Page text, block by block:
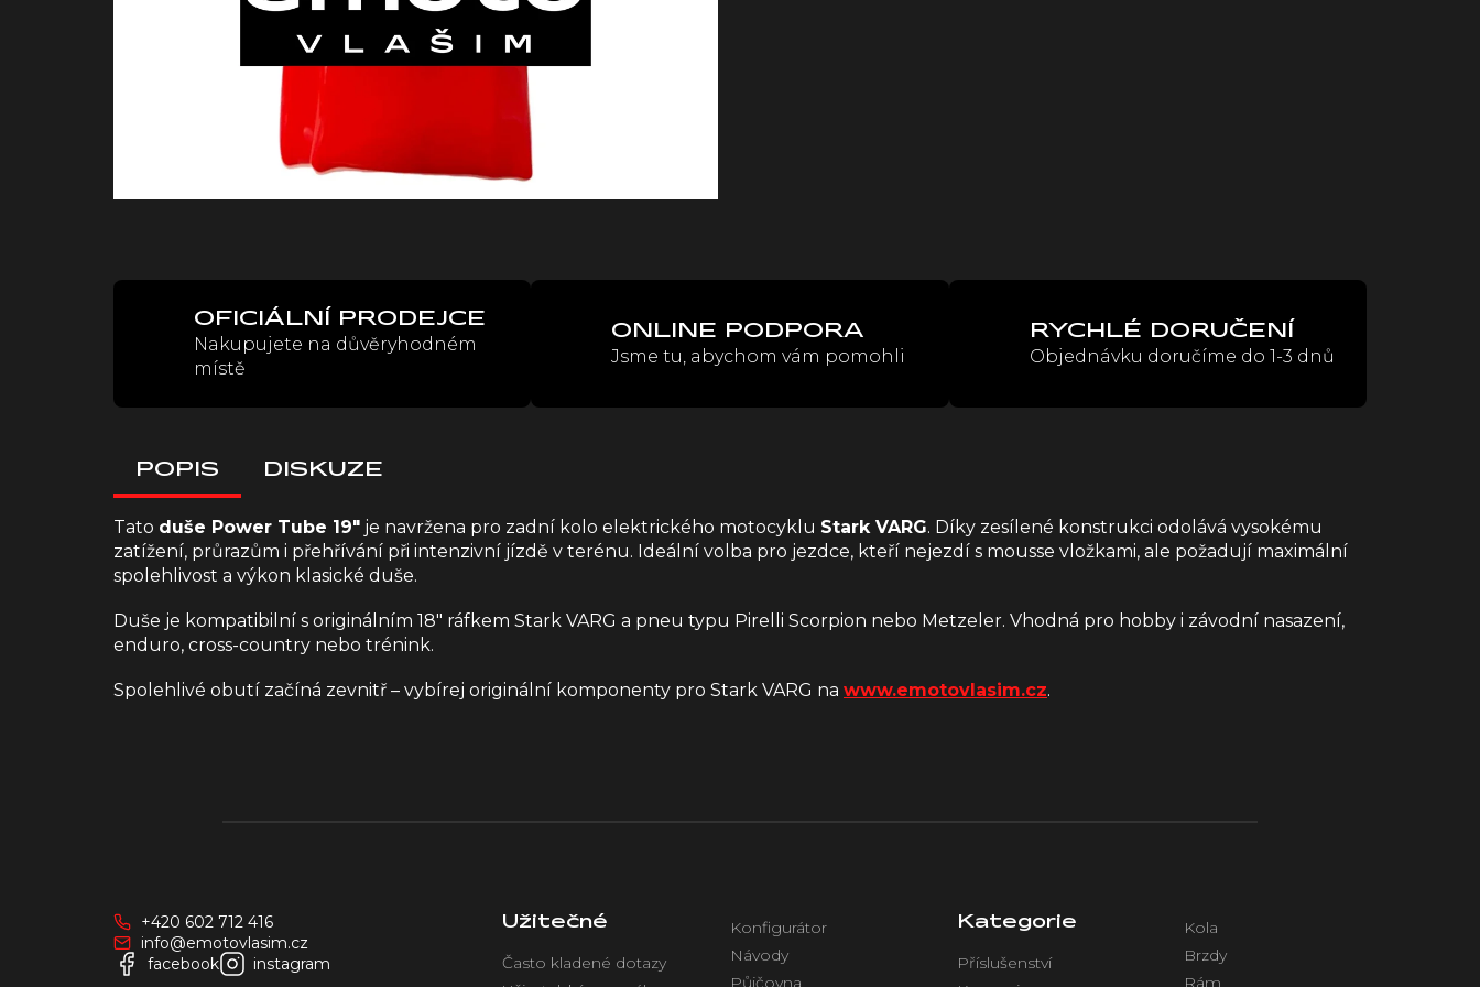
OFICIÁLNÍ PRODEJCE
Nakupujete na důvěryhodném
místě
ONLINE PODPORA
Jsme tu, abychom vám pomohli
RYCHLÉ DORUČENÍ
Objednávku doručíme do 1-3 dnů
POPIS DISKUZE
Tato duše Power Tube 19″ je navržena pro zadní kolo elektrického motocyklu Stark VARG. Díky zesílené konstrukci odolává vysokému
zatížení, průrazům i přehřívání při intenzivní jízdě v terénu. Ideální volba pro jezdce, kteří nejezdí s mousse vložkami, ale požadují maximální
spolehlivost a výkon klasické duše.
Duše je kompatibilní s originálním 18″ ráfkem Stark VARG a pneu typu Pirelli Scorpion nebo Metzeler. Vhodná pro hobby i závodní nasazení,
enduro, cross-country nebo trénink.
Spolehlivé obutí začíná zevnitř – vybírej originální komponenty pro Stark VARG na www.emotovlasim.cz.
+420 602 712 416
info@emotovlasim.cz
facebook
instagram
Užitečné
Často kladené dotazy
Konfigurátor
Návody
Půjčovna
Kategorie
Příslušenství
Kola
Brzdy
Rám